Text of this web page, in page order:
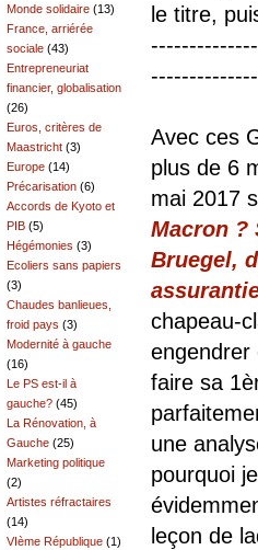
le titre,
Avec ces
plus de 6
mai 2017
Macron ?
Bruegel,
chapeau-
engendrer
faire sa
une
pourquoi
leçon de
Monde solidaire (13)
France, arriérée
sociale (43)
Entrepreneuriat
financier, globalisation
(26)
Euros, critères de
Maastricht (3)
Europe (14)
Précarisation (6)
Accords de Kyoto et
PIB (5)
Hégémonies (3)
Ecoliers sans papiers
(3)
Chaudes banlieues,
froid pays (3)
Modernité à gauche
(16)
Le PS est-il à
gauche? (45)
La Rénovation, à
Gauche (25)
Marketing politique
(2)
Artistes réfractaires
(14)
VIème République (1)